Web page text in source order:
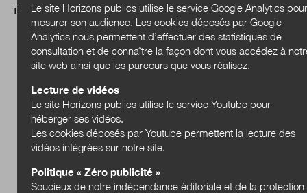
DOSSIERLe site Horizons publics utilise le service Google Analytics pour
mesurer son audience. Les cookies déposés par Google
Analytics nous permettent d’effectuer des statistiques de
consultation et de connaître la façon dont vous accédez à
site web ainsi que les parcours que vous réalisez.
Lecture de vidéos
Le site Horizons publics utilise le service Youtube pour
héberger ses vidéos.
Les cookies déposés par Youtube permettent la lecture des
vidéos intégrées sur notre site.
Politique « Zéro publicité »
Soucieux de notre indépendance éditoriale et de la protection